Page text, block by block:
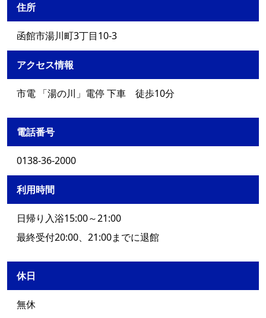
住所
函館市湯川町3丁目10-3
アクセス情報
市電 「湯の川」電停 下車 徒歩10分
電話番号
0138-36-2000
利用時間
日帰り入浴15:00～21:00
最終受付20:00、21:00までに退館
休日
無休